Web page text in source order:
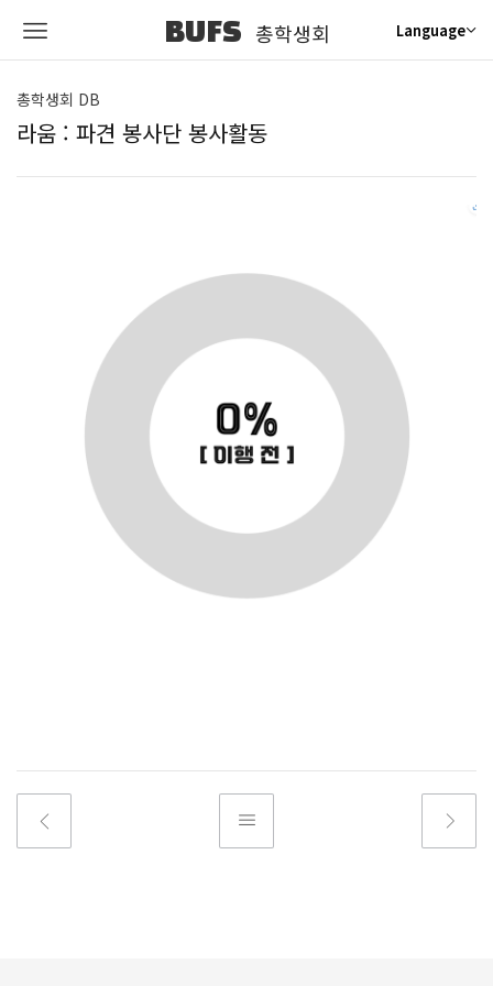
BUFS 총학생회 Language
총학생회 DB
라움 : 파견 봉사단 봉사활동